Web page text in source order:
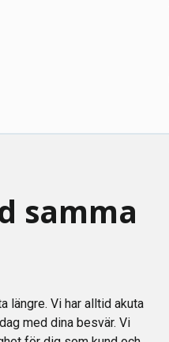
samma
längre. Vi har alltid akuta
med dina besvär. Vi